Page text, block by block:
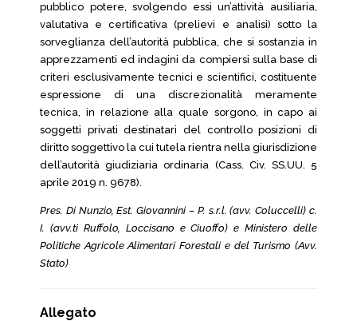
pubblico potere, svolgendo essi un’attività ausiliaria,
valutativa e certificativa (prelievi e analisi) sotto la
sorveglianza dell’autorità pubblica, che si sostanzia in
apprezzamenti ed indagini da compiersi sulla base di
criteri esclusivamente tecnici e scientifici, costituente
espressione di una discrezionalità meramente
tecnica, in relazione alla quale sorgono, in capo ai
soggetti privati destinatari del controllo posizioni di
diritto soggettivo la cui tutela rientra nella giurisdizione
dell’autorità giudiziaria ordinaria (Cass. Civ. SS.UU. 5
aprile 2019 n. 9678).
Pres. Di Nunzio, Est. Giovannini – P. s.r.l. (avv. Coluccelli) c.
I. (avv.ti Ruffolo, Loccisano e Ciuoffo) e Ministero delle
Politiche Agricole Alimentari Forestali e del Turismo (Avv.
Stato)
Allegato